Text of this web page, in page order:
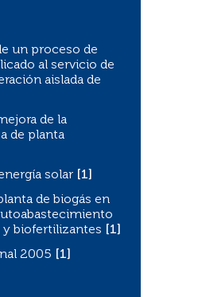
de mejora continua
un proceso de
al servicio de
aislada de
de la eficiencia energética de
de la
de planta
solarsolar
[1]
de biogás en una empresa
de biogás en
y biofertilizantes
[1]
2005
[1]